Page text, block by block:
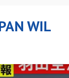
WIL